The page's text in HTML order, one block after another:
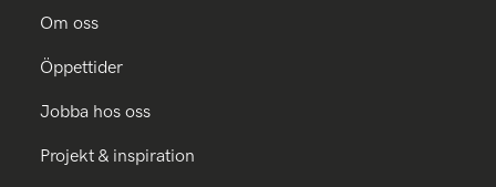
Om oss
Öppettider
Jobba hos oss
Projekt & inspiration